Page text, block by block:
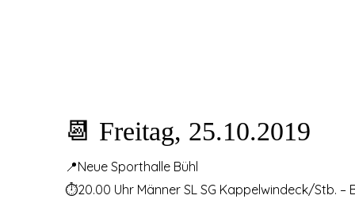
📆 Freitag, 25.10.2019
📍Neue Sporthalle Bühl
⏱20.00 Uhr Männer SL SG Kappelwindeck/Stb. –